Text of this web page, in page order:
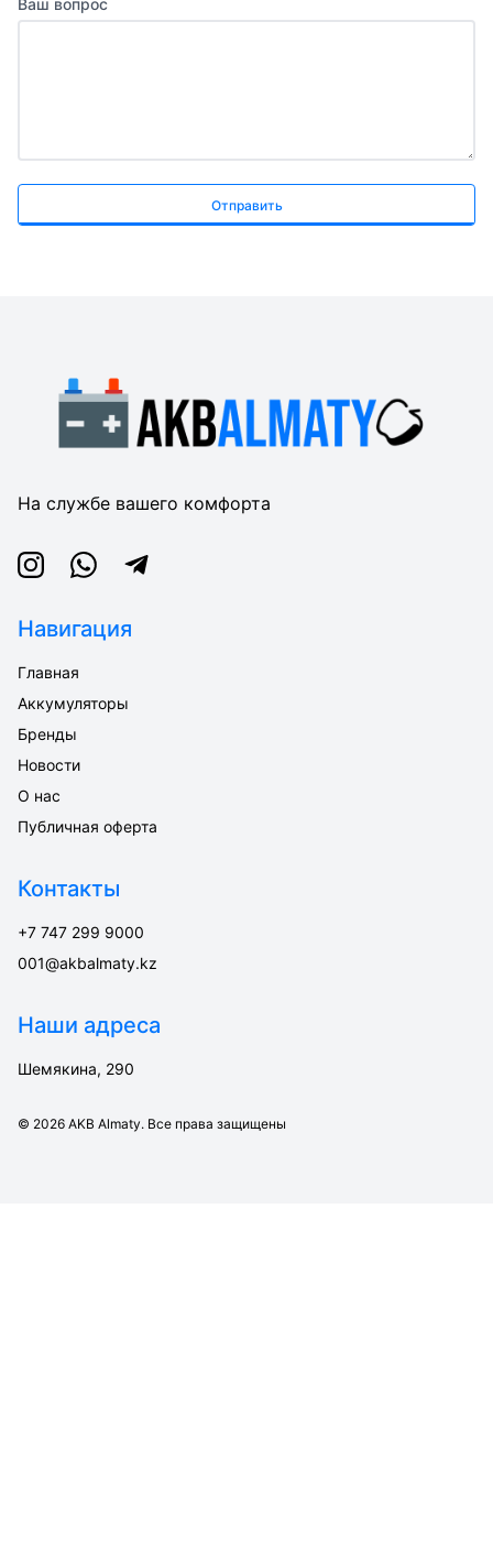
Ваш вопрос
Отправить
На службе вашего комфорта
InstagramWhatsappTelegram
Навигация
Главная
Аккумуляторы
Бренды
Новости
О нас
Публичная оферта
Контакты
+7 747 299 9000
001@akbalmaty.kz
Наши адреса
Шемякина, 290
© 2026 AKB Almaty. Все права защищены